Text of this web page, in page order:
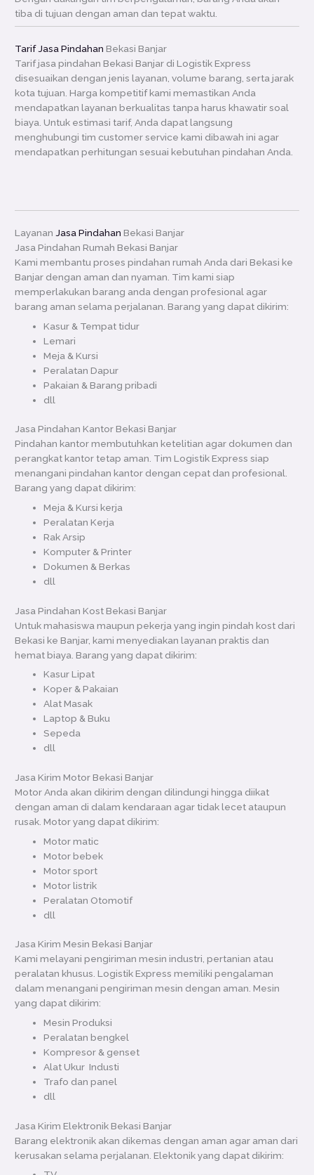
tiba di tujuan dengan aman dan tepat waktu.
Tarif Jasa Pindahan Bekasi Banjar
Tarif jasa pindahan Bekasi Banjar di Logistik Express
disesuaikan dengan jenis layanan, volume barang, serta jarak
kota tujuan. Harga kompetitif kami memastikan Anda
mendapatkan layanan berkualitas tanpa harus khawatir soal
biaya. Untuk estimasi tarif, Anda dapat langsung
menghubungi tim customer service kami dibawah ini agar
mendapatkan perhitungan sesuai kebutuhan pindahan Anda.
Layanan Jasa Pindahan Bekasi Banjar
Jasa Pindahan Rumah Bekasi Banjar
Kami membantu proses pindahan rumah Anda dari Bekasi ke
Banjar dengan aman dan nyaman. Tim kami siap
memperlakukan barang anda dengan profesional agar
barang aman selama perjalanan. Barang yang dapat dikirim:
Kasur & Tempat tidur
Lemari
Meja & Kursi
Peralatan Dapur
Pakaian & Barang pribadi
dll
Jasa Pindahan Kantor Bekasi Banjar
Pindahan kantor membutuhkan ketelitian agar dokumen dan
perangkat kantor tetap aman. Tim Logistik Express siap
menangani pindahan kantor dengan cepat dan profesional.
Barang yang dapat dikirim:
Meja & Kursi kerja
Peralatan Kerja
Rak Arsip
Komputer & Printer
Dokumen & Berkas
dll
Jasa Pindahan Kost Bekasi Banjar
Untuk mahasiswa maupun pekerja yang ingin pindah kost dari
Bekasi ke Banjar, kami menyediakan layanan praktis dan
hemat biaya. Barang yang dapat dikirim:
Kasur Lipat
Koper & Pakaian
Alat Masak
Laptop & Buku
Sepeda
dll
Jasa Kirim Motor Bekasi Banjar
Motor Anda akan dikirim dengan dilindungi hingga diikat
dengan aman di dalam kendaraan agar tidak lecet ataupun
rusak. Motor yang dapat dikirim:
Motor matic
Motor bebek
Motor sport
Motor listrik
Peralatan Otomotif
dll
Jasa Kirim Mesin Bekasi Banjar
Kami melayani pengiriman mesin industri, pertanian atau
peralatan khusus. Logistik Express memiliki pengalaman
dalam menangani pengiriman mesin dengan aman. Mesin
yang dapat dikirim:
Mesin Produksi
Peralatan bengkel
Kompresor & genset
Alat Ukur Industi
Trafo dan panel
dll
Jasa Kirim Elektronik Bekasi Banjar
Barang elektronik akan dikemas dengan aman agar aman dari
kerusakan selama perjalanan. Elektonik yang dapat dikirim: